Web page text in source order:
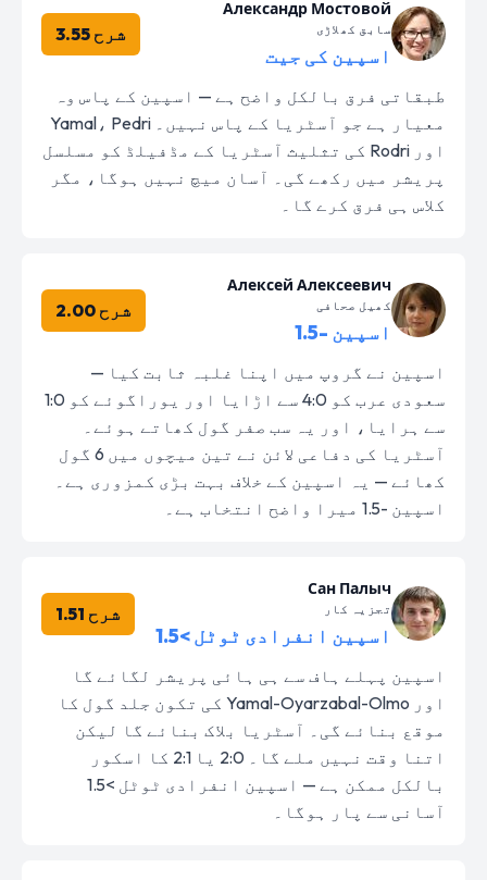
Александр Мостовой
سابق کھلاڑی
اسپین کی جیت
شرح 3.55
طبقاتی فرق بالکل واضح ہے — اسپین کے پاس وہ
معیار ہے جو آسٹریا کے پاس نہیں۔ Yamal، Pedri
اور Rodri کی تثلیث آسٹریا کے مڈفیلڈ کو مسلسل
پریشر میں رکھے گی۔ آسان میچ نہیں ہوگا، مگر
کلاس ہی فرق کرے گا۔
Алексей Алексеевич
کھیل صحافی
اسپین -1.5
شرح 2.00
اسپین نے گروپ میں اپنا غلبہ ثابت کیا —
سعودی عرب کو 4:0 سے اڑایا اور یوراگوئے کو 1:0
سے ہرایا، اور یہ سب صفر گول کھاتے ہوئے۔
آسٹریا کی دفاعی لائن نے تین میچوں میں 6 گول
کھائے — یہ اسپین کے خلاف بہت بڑی کمزوری ہے۔
اسپین -1.5 میرا واضح انتخاب ہے۔
Сан Палыч
تجزیہ کار
اسپین انفرادی ٹوٹل >1.5
شرح 1.51
اسپین پہلے ہاف سے ہی ہائی پریشر لگائے گا
اور Yamal-Oyarzabal-Olmo کی تکون جلد گول کا
موقع بنائے گی۔ آسٹریا بلاک بنائے گا لیکن
اتنا وقت نہیں ملے گا۔ 2:0 یا 2:1 کا اسکور
بالکل ممکن ہے — اسپین انفرادی ٹوٹل >1.5
آسانی سے پار ہوگا۔